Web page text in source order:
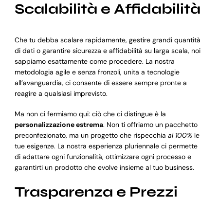
Scalabilità e Affidabilità
Che tu debba scalare rapidamente, gestire grandi quantità
di dati o garantire sicurezza e affidabilità su larga scala, noi
sappiamo esattamente come procedere. La nostra
metodologia agile e senza fronzoli, unita a tecnologie
all’avanguardia, ci consente di essere sempre pronte a
reagire a qualsiasi imprevisto.
Ma non ci fermiamo qui: ciò che ci distingue è la
personalizzazione estrema. Non ti offriamo un pacchetto
preconfezionato, ma un progetto che rispecchia al 100%le
tue esigenze. La nostra esperienza pluriennale ci permette
di adattare ogni funzionalità, ottimizzare ogni processo e
garantirti un prodotto che evolve insieme al tuo business.
Trasparenza e Prezzi